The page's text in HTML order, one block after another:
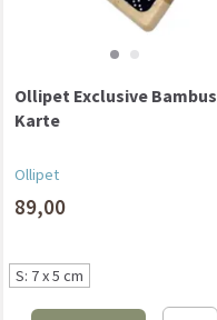
Ollipet Exclusive Bambus
Karte
Ollipet
89,00
S: 7 x 5 cm